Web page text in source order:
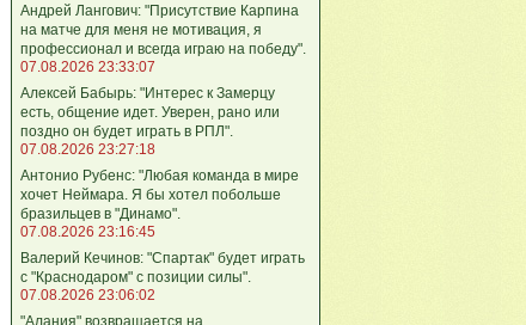
Андрей Лангович: "Присутствие Карпина
на матче для меня не мотивация, я
профессионал и всегда играю на победу".
07.08.2026 23:33:07
Алексей Бабырь: "Интерес к Замерцу
есть, общение идет. Уверен, рано или
поздно он будет играть в РПЛ".
07.08.2026 23:27:18
Антонио Рубенс: "Любая команда в мире
хочет Неймара. Я бы хотел побольше
бразильцев в "Динамо".
07.08.2026 23:16:45
Валерий Кечинов: "Спартак" будет играть
с "Краснодаром" с позиции силы".
07.08.2026 23:06:02
"Алания" возвращается на